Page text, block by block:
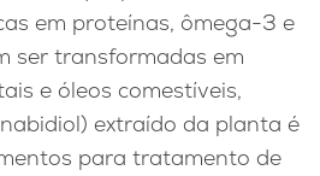
em proteínas, ômega-3 e
ser transformadas em
e óleos comestíveis,
extraído da planta é
para tratamento de